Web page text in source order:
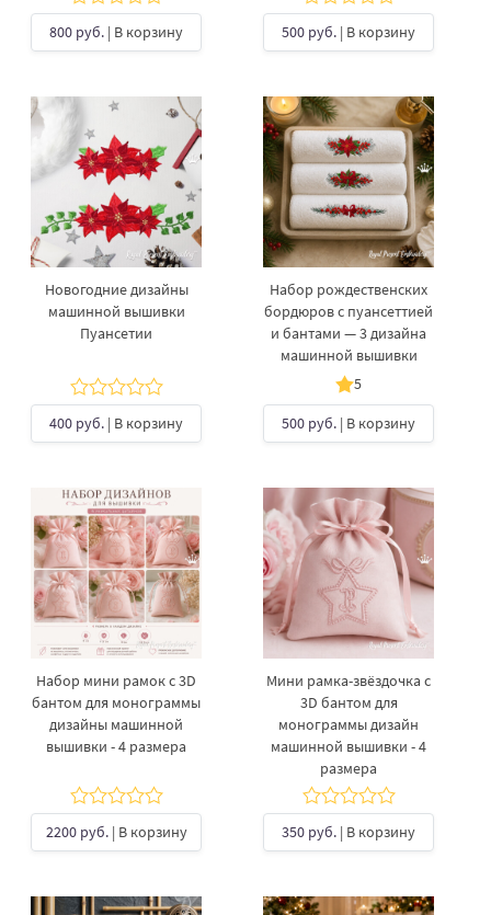
800 руб. | В корзину 500 руб. | В корзину
Новогодние дизайны
машинной вышивки
Пуансетии
400 руб. | В корзину
Набор рождественских
бордюров с пуансеттией
и бантами — 3 дизайна
машинной вышивки
5
500 руб. | В корзину
Набор мини рамок с 3D
бантом для монограммы
дизайны машинной
вышивки - 4 размера
2200 руб.| В корзину
Мини рамка-звёздочка с
3D бантом для
монограммы дизайн
машинной вышивки - 4
размера
350 руб. | В корзину